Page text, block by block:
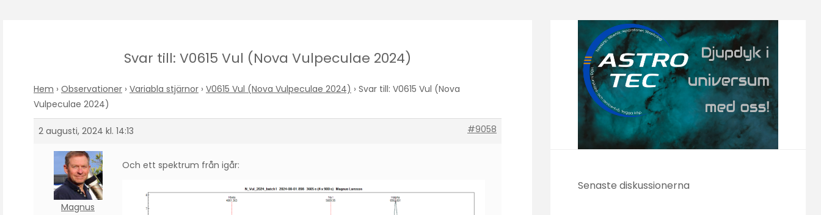
Svar till: V0615 Vul (Nova Vulpeculae 2024)
Hem › Observationer › Variabla stjärnor › V0615 Vul (Nova Vulpeculae 2024) › Svar till: V0615 Vul (Nova
Vulpeculae 2024)
2 augusti, 2024 kl. 14:13 #9058
Magnus
Och ett spektrum från igår:
Senaste diskussionerna